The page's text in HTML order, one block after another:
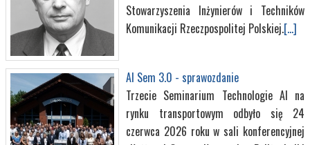
Stowarzyszenia Inżynierów i Techników
Komunikacji Rzeczpospolitej Polskiej.[...]
AI Sem 3.0 - sprawozdanie
Trzecie Seminarium Technologie AI na
rynku transportowym odbyło się 24
czerwca 2026 roku w sali konferencyjnej